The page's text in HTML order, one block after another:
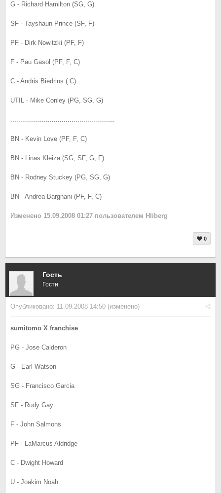
G - Richard Hamilton (SG, G)
SF - Tayshaun Prince (SF, F)
PF - Dirk Nowitzki (PF, F)
F - Pau Gasol (PF, F, C)
C - Andris Biedrins ( C)
UTIL - Mike Conley (PG, SG, G)
.....................................................
BN - Kevin Love (PF, F, C)
BN - Linas Kleiza (SG, SF, G, F)
BN - Rodney Stuckey (PG, SG, G)
BN - Andrea Bargnani (PF, F, C)
Изменено 15.09.2008 01:27 пользователем Hliberg
0
Гость
Гости
Опубликовано: 11.09.2008 14:50 (изменено)
sumitomo X franchise
PG - Jose Calderon
G - Earl Watson
SG - Francisco Garcia
SF - Rudy Gay
F - John Salmons
PF - LaMarcus Aldridge
C - Dwight Howard
U - Joakim Noah